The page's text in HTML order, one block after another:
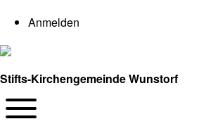
User account menu
Anmelden
Stifts-Kirchengemeinde Wunstorf
Navigation